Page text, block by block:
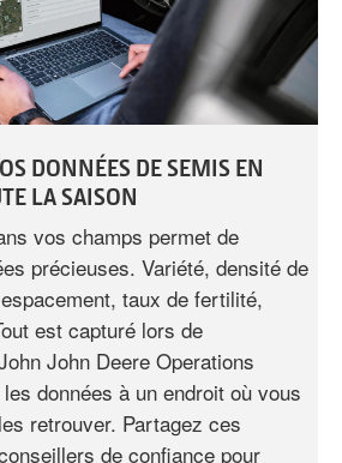
DONNÉES DE SEMIS EN
LA SAISON
vos champs permet de
précieuses. Variété, densité de
taux de fertilité,
est capturé lors de
John Deere Operations
données à un endroit où vous
retrouver. Partagez ces
de confiance pour